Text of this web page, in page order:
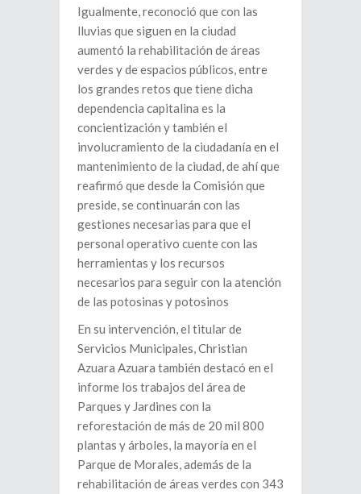
Igualmente, reconoció que con las
lluvias que siguen en la ciudad
aumentó la rehabilitación de áreas
verdes y de espacios públicos, entre
los grandes retos que tiene dicha
dependencia capitalina es la
concientización y también el
involucramiento de la ciudadanía en el
mantenimiento de la ciudad, de ahí que
reafirmó que desde la Comisión que
preside, se continuarán con las
gestiones necesarias para que el
personal operativo cuente con las
herramientas y los recursos
necesarios para seguir con la atención
de las potosinas y potosinos
En su intervención, el titular de
Servicios Municipales, Christian
Azuara Azuara también destacó en el
informe los trabajos del área de
Parques y Jardines con la
reforestación de más de 20 mil 800
plantas y árboles, la mayoría en el
Parque de Morales, además de la
rehabilitación de áreas verdes con 343